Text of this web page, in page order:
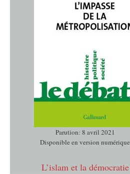
Parution: 8 avril 2021
Disponible en version numérique
L’islam et la démocratie